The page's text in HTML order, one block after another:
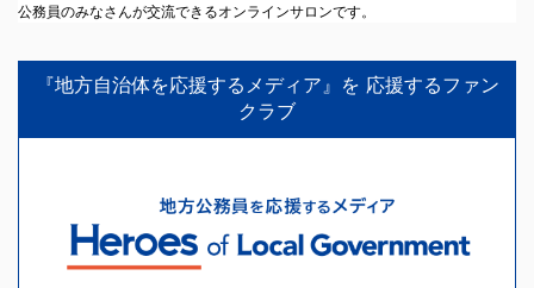
公務員のみなさんが交流できるオンラインサロンです。
『地方自治体を応援するメディア』を 応援するファン
クラブ